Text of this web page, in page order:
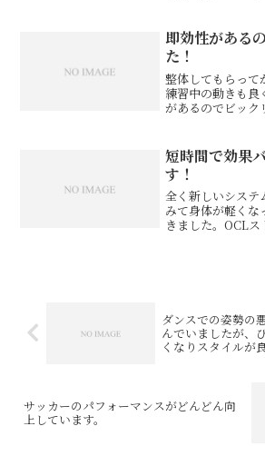
を服用しないと我
り、仕事の忙しい
即効性がある
た！
整体してもらって
練習中の動きも良
があるのでビック
りません。同じ症
の声自分の身体を
短時間で効果
す！
全く新しいシステ
みて身体が軽くな
きました。OCL
ダンスでの姿勢の
んでいましたが、
くなりスタイルが
サッカーのパフォーマンスがどんどん向
上しています。